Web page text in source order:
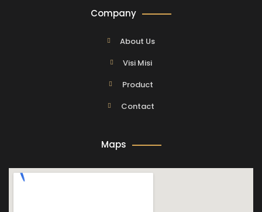
Company
About Us
Visi Misi
Product
Contact
Maps